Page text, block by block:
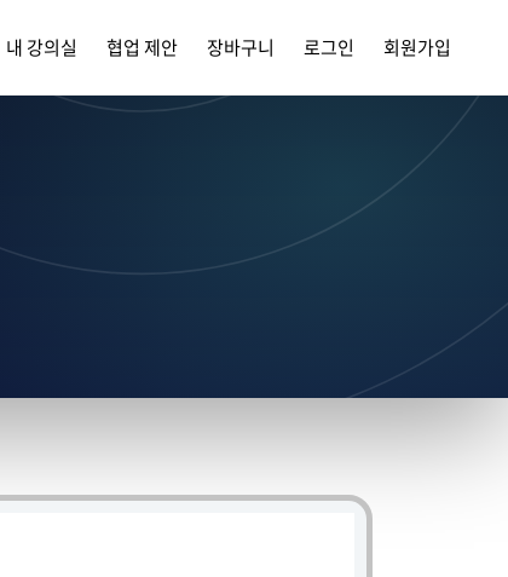
내 강의실 협업 제안 장바구니 로그인 회원가입